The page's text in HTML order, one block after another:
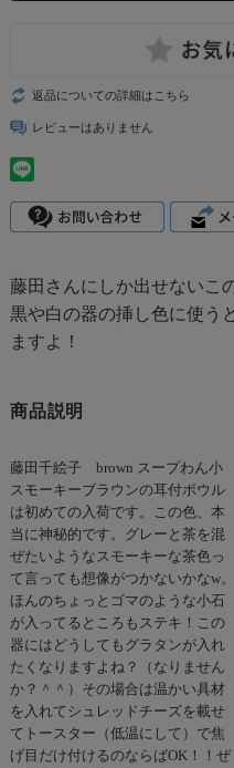
返品についての詳細はこちら
レビューはありません
藤田さんにしか出せないこ
黒や白の器の挿し色に使う
ますよ！
商品説明
藤田千絵子 brown スープわん小
スモーキーブラウンの耳付ボウル
は初めての入荷です。この色、本
当に神秘的です。グレーと茶を混
ぜたいようなスモーキーな茶色っ
て言っても想像がつかないかなw。
ほんのちょっとゴマのような小石
が入ってるところもステキ！この
器にはどうしてもグラタンが入れ
たくなりますよね？（なりません
か？＾＾）その場合は温かい具材
を入れてシュレッドチーズを載せ
てトースター（低温にして）で焦
げ目だけ付けるのならばOK！！ぜ